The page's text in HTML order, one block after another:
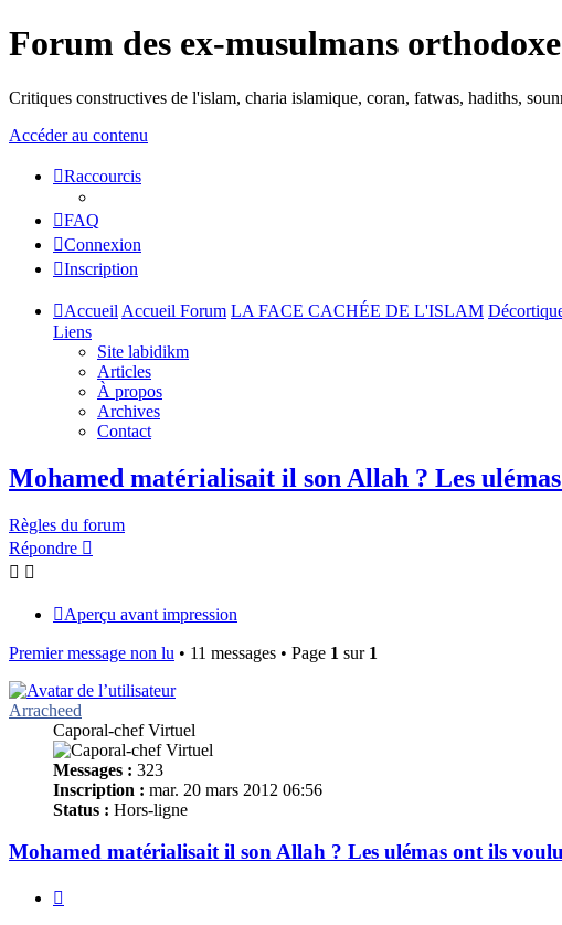
Forum des ex-musulmans
Critiques constructives de l'islam, charia islamique, coran, fatwas, hadiths,
Accéder au contenu
Raccourcis
FAQ
Connexion
Inscription
Accueil Accueil Forum LA FACE CACHÉE DE L'ISLAM
Liens
Site labidikm
Articles
À propos
Archives
Contact
Mohamed matérialisait il son Allah ? Les
Règles du forum
Répondre
Aperçu avant impression
Premier message non lu • 11 messages • Page 1 sur 1
Arracheed
Caporal-chef Virtuel
Messages : 323
Inscription : mar. 20 mars 2012 06:56
Status : Hors-ligne
Mohamed matérialisait il son Allah ? Les ulémas ont ils